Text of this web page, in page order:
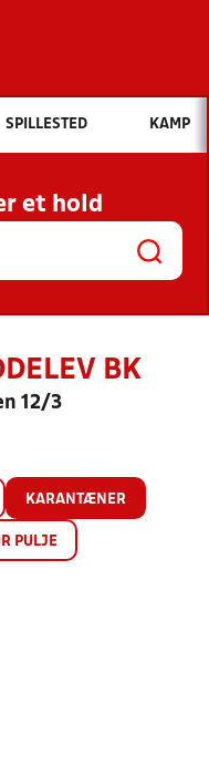
Hvad vil du søge efter?
OG NYHEDER
KLUBBER OG
SPILLESTED KAMP
et hold
BK
12/3
KARANTÆNER
PULJE